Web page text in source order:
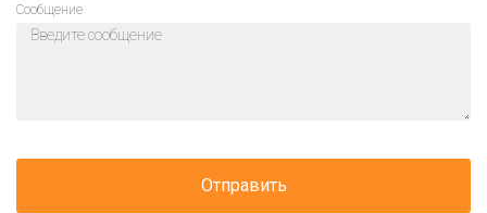
Cообщение
Отправить